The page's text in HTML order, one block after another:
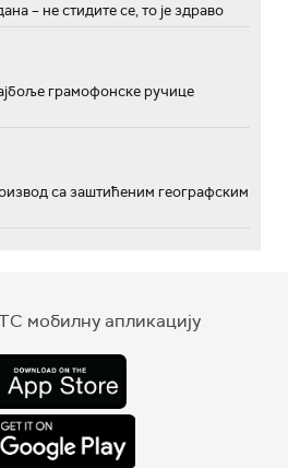
– не стидите се, то је здраво
грамофонске ручице
са заштићеним географским
мобилну апликацију